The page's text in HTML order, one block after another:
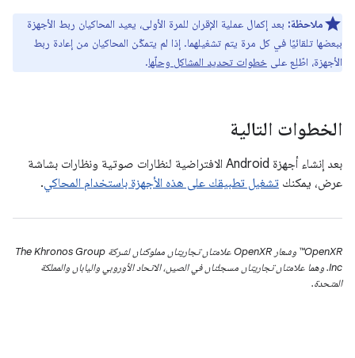
ملاحظة: بعد إكمال عملية الإقران للمرة الأولى، يعيد المحاكيان ربط الأجهزة
ببعضها تلقائيًا في كل مرة يتم تشغيلهما. إذا لم يتمكّن المحاكيان من إعادة ربط
الأجهزة، اطّلِع على خطوات تحديد المشاكل وحلّها.
الخطوات التالية
بعد إنشاء أجهزة Android الافتراضية لنظارات صوتية ونظارات بشاشة
عرض، يمكنك تشغيل تطبيقك على هذه الأجهزة باستخدام المحاكي.
‫OpenXR™ وشعار OpenXR علامتان تجاريتان مملوكتان لشركة The Khronos Group
Inc. وهما علامتان تجاريتان مسجلتان في الصين، الاتحاد الأوروبي واليابان والمملكة
المتحدة.